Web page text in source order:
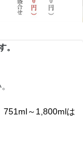
。
～1,800mlは